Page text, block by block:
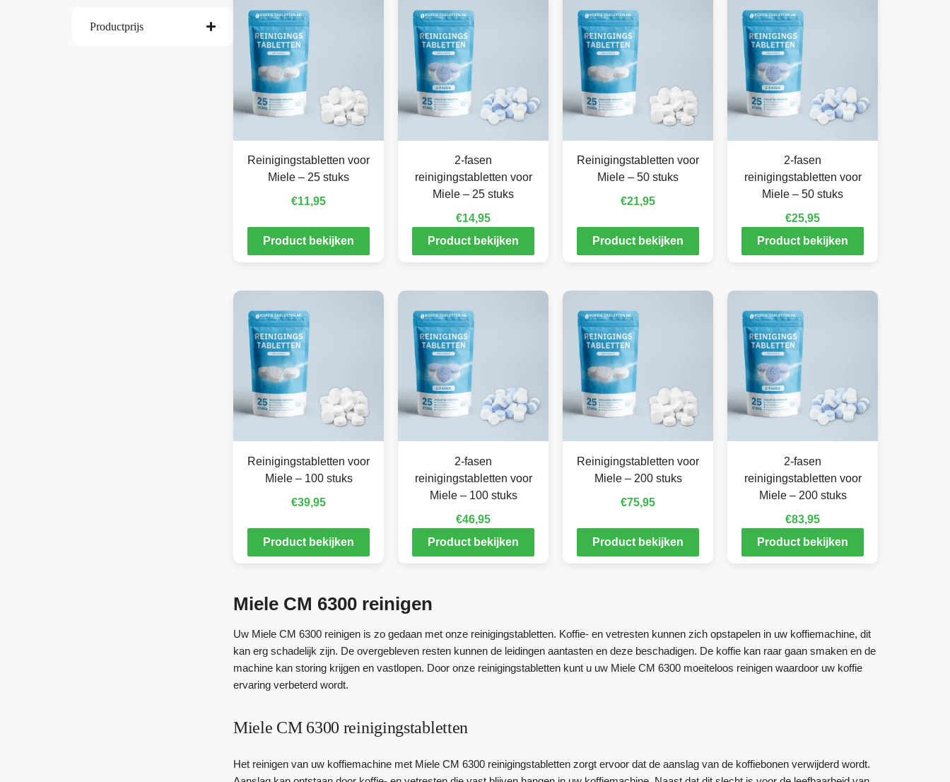
Productprijs
Reinigingstabletten voor
Miele – 25 stuks
€11,95
Product bekijken
2-fasen
reinigingstabletten voor
Miele – 25 stuks
€14,95
Product bekijken
Reinigingstabletten voor
Miele – 50 stuks
€21,95
Product bekijken
2-fasen
reinigingstabletten voor
Miele – 50 stuks
€25,95
Product bekijken
Reinigingstabletten voor
Miele – 100 stuks
€39,95
Product bekijken
2-fasen
reinigingstabletten voor
Miele – 100 stuks
€46,95
Product bekijken
Reinigingstabletten voor
Miele – 200 stuks
€75,95
Product bekijken
2-fasen
reinigingstabletten voor
Miele – 200 stuks
€83,95
Product bekijken
Miele CM 6300 reinigen
Uw Miele CM 6300 reinigen is zo gedaan met onze reinigingstabletten. Koffie- en vetresten kunnen zich opstapelen in uw koffiemachine, dit
kan erg schadelijk zijn. De overgebleven resten kunnen de leidingen aantasten en deze beschadigen. De koffie kan raar gaan smaken en de
machine kan storing krijgen en vastlopen. Door onze reinigingstabletten kunt u uw Miele CM 6300 moeiteloos reinigen waardoor uw koffie
ervaring verbeterd wordt.
Miele CM 6300 reinigingstabletten
Het reinigen van uw koffiemachine met Miele CM 6300 reinigingstabletten zorgt ervoor dat de aanslag van de koffiebonen verwijderd wordt.